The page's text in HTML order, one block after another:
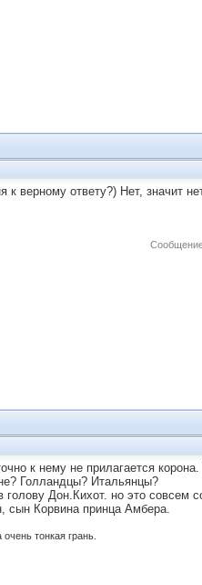
верному ответу?) Нет, значит
к нему не прилагается
Голландцы? Итальянцы?
Дон.Кихот. но это совсем
сын Корвина принца Амбера.
тонкая грань.